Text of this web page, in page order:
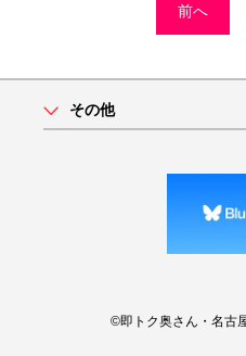
前へ
その他
©即トク奥さん・名古